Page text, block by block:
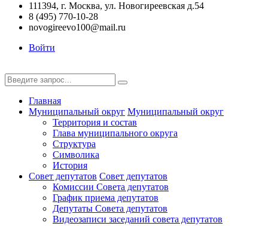
111394, г. Москва, ул. Новогиреевская д.54
8 (495) 770-10-28
novogireevo100@mail.ru
Войти
Главная
Муниципальный округ Муниципальный округ
Территория и состав
Глава муниципального округа
Структура
Символика
История
Совет депутатов Совет депутатов
Комиссии Совета депутатов
График приема депутатов
Депутаты Совета депутатов
Видеозаписи заседаний совета депутатов